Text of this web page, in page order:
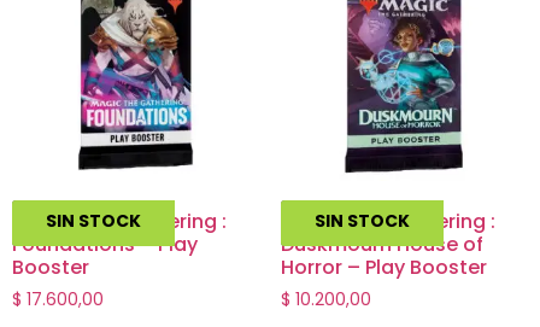
SIN STOCK
Magic The Gathering :
Foundations – Play
Booster
$ 17.600,00
SIN STOCK
Magic The Gathering :
Duskmourn House of
Horror – Play Booster
$ 10.200,00